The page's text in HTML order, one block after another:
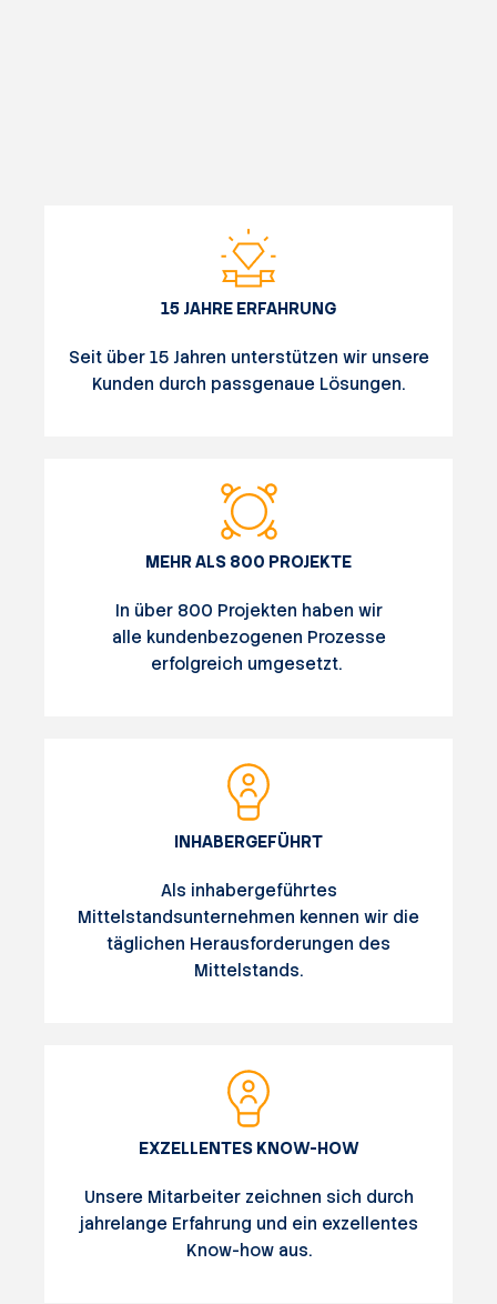
15 JAHRE ERFAHRUNG
Seit über 15 Jahren unterstützen wir unsere
Kunden durch passgenaue Lösungen.
MEHR ALS 800 PROJEKTE
In über 800 Projekten haben wir
alle kundenbezogenen Prozesse
erfolgreich umgesetzt.
INHABERGEFÜHRT
Als inhabergeführtes
Mittelstandsunternehmen kennen wir die
täglichen Herausforderungen des
Mittelstands.
EXZELLENTES KNOW-HOW
Unsere Mitarbeiter zeichnen sich durch
jahrelange Erfahrung und ein exzellentes
Know-how aus.